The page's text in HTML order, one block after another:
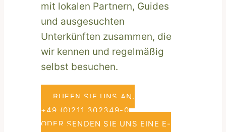
mit lokalen Partnern, Guides
und ausgesuchten
Unterkünften zusammen, die
wir kennen und regelmäßig
selbst besuchen.
RUFEN SIE UNS AN.
+49 (0)211 302349-0
ODER SENDEN SIE UNS EINE E-